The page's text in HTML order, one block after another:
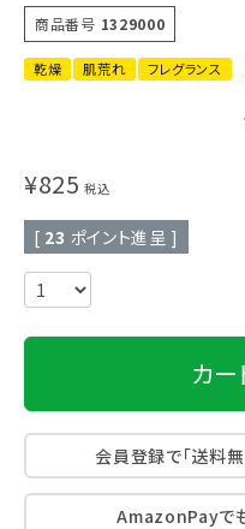
商品番号 1329000
乾燥 肌荒れ フレグランス
¥825 税込
[ 23 ポイント進呈 ]
カー
会員登録で「送料無
AmazonPayで